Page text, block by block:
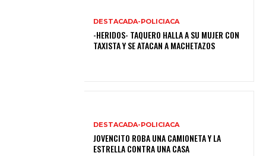
DESTACADA-POLICIACA
-HERIDOS- TAQUERO HALLA A SU MUJER CON
TAXISTA Y SE ATACAN A MACHETAZOS
DESTACADA-POLICIACA
JOVENCITO ROBA UNA CAMIONETA Y LA
ESTRELLA CONTRA UNA CASA